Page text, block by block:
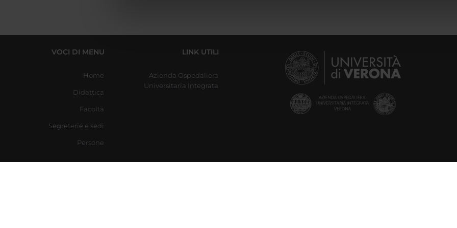
VOCI DI MENU
Home
Didattica
Facoltà
Segreterie e sedi
Persone
LINK UTILI
Azienda Ospedaliera
Universitaria Integrata